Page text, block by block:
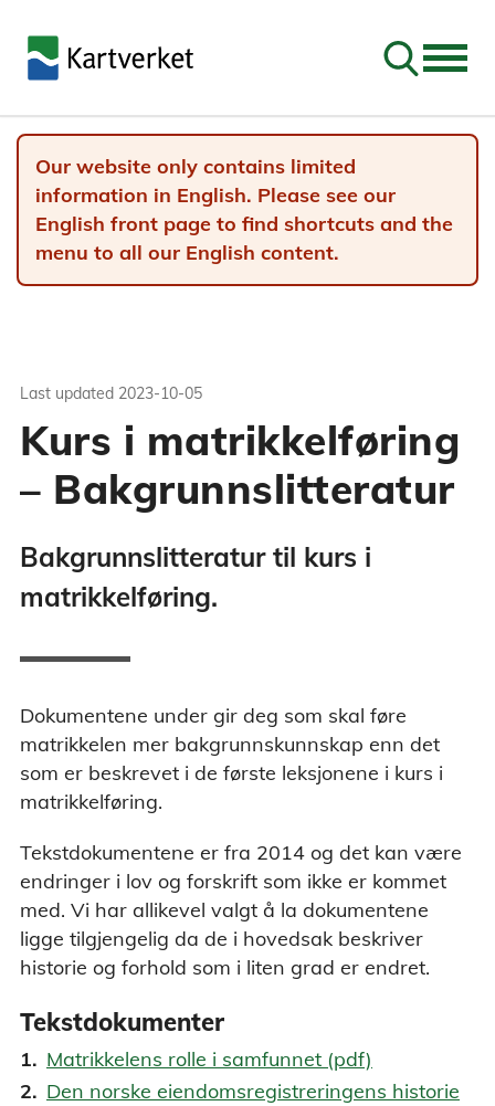
Go to
Our website only contains limited
information in English. Please see our
English front page to find shortcuts and the
menu to all our English content.
Last updated 2023-10-05
Kurs i matrikkelføring
– Bakgrunnslitteratur
Bakgrunnslitteratur til kurs i
matrikkelføring.
Dokumentene under gir deg som skal føre
matrikkelen mer bakgrunnskunnskap enn det
som er beskrevet i de første leksjonene i kurs i
matrikkelføring.
Tekstdokumentene er fra 2014 og det kan være
endringer i lov og forskrift som ikke er kommet
med. Vi har allikevel valgt å la dokumentene
ligge tilgjengelig da de i hovedsak beskriver
historie og forhold som i liten grad er endret.
Tekstdokumenter
Matrikkelens rolle i samfunnet (pdf)
Den norske eiendomsregistreringens historie